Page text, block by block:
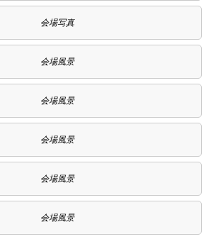
会場写真
会場風景
会場風景
会場風景
会場風景
会場風景